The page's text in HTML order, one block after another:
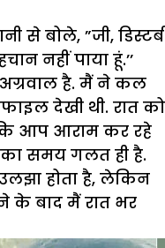
से बोले, ”जी, डिस्टर्ब
नहीं पाया हूं.’’
अग्रवाल है. मैं ने कल
देखी थी. रात को
आप आराम कर रहे
समय गलत ही है.
होता है, लेकिन
के बाद मैं रात भर